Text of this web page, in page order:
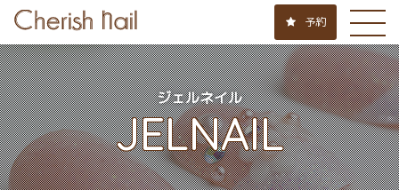
予約
ジェルネイル
JELNAIL